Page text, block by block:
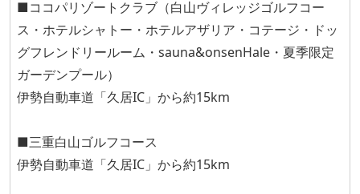
■ココパリゾートクラブ（白山ヴィレッジゴルフコー
ス・ホテルシャトー・ホテルアザリア・コテージ・ドッ
グフレンドリールーム・sauna&onsenHale・夏季限定
ガーデンプール）
伊勢自動車道「久居IC」から約15km
■三重白山ゴルフコース
伊勢自動車道「久居IC」から約15km